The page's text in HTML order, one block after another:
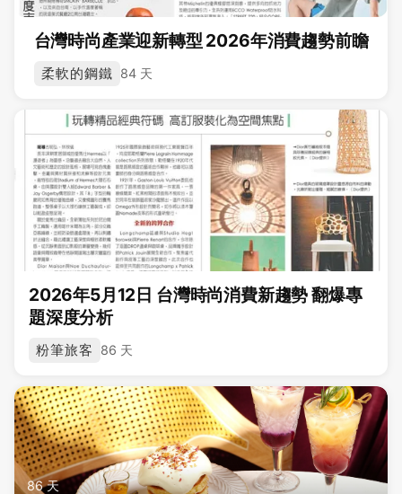
台灣時尚產業迎新轉型 2026年消費趨勢前瞻
柔軟的鋼鐵 84 天
2026年5月12日 台灣時尚消費新趨勢 翻爆專
題深度分析
粉筆旅客 86 天
86 天